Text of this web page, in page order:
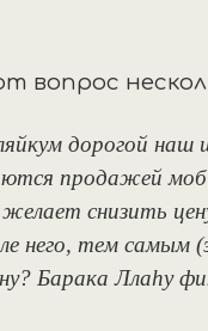
вопрос
дорогой
продажей
снизить
него, тем самым
Барака Ллаhу